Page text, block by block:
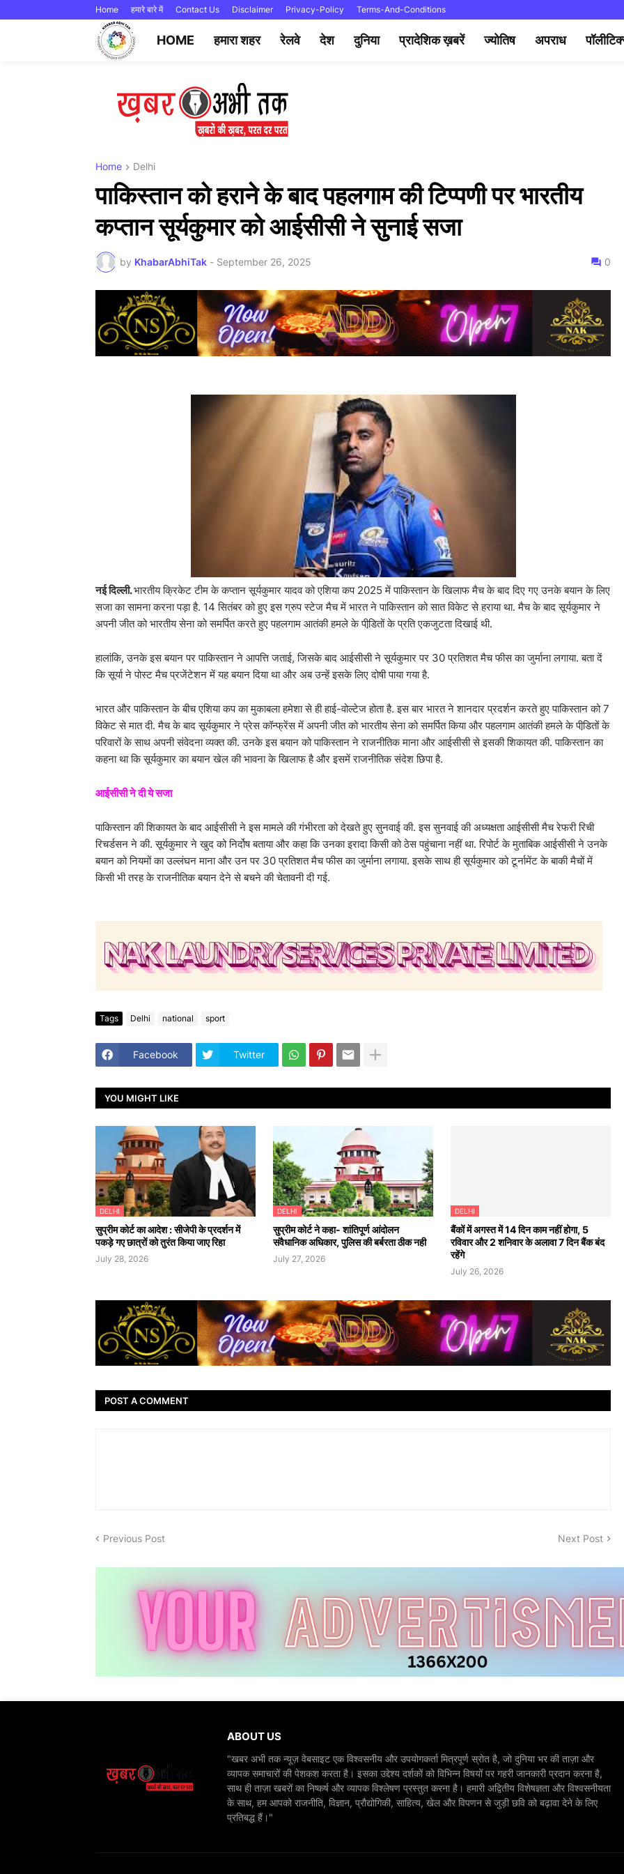
Home हमारे बारे में Contact Us Disclaimer Privacy-Policy Terms-And-Conditions
HOME हमारा शहर रेलवे देश दुनिया प्रादेशिक ख़बरें ज्योतिष अपराध
Home Delhi
पाकिस्तान को हराने के बाद पहलगाम की टिप्पणी पर भारतीय
कप्तान सूर्यकुमार को आईसीसी ने सुनाई सजा
by KhabarAbhiTak - September 26, 2025 0
नई दिल्ली.भारतीय क्रिकेट टीम के कप्तान सूर्यकुमार यादव को एशिया कप 2025 में पाकिस्तान के खिलाफ मैच के बाद दिए गए उनके बयान के लिए
सजा का सामना करना पड़ा है. 14 सितंबर को हुए इस ग्रुप स्टेज मैच में भारत ने पाकिस्तान को सात विकेट से हराया था. मैच के बाद सूर्यकुमार ने
अपनी जीत को भारतीय सेना को समर्पित करते हुए पहलगाम आतंकी हमले के पीडि़तों के प्रति एकजुटता दिखाई थी.
हालांकि, उनके इस बयान पर पाकिस्तान ने आपत्ति जताई, जिसके बाद आईसीसी ने सूर्यकुमार पर 30 प्रतिशत मैच फीस का जुर्माना लगाया. बता दें
कि सूर्या ने पोस्ट मैच प्रजेंटेशन में यह बयान दिया था और अब उन्हें इसके लिए दोषी पाया गया है.
भारत और पाकिस्तान के बीच एशिया कप का मुकाबला हमेशा से ही हाई-वोल्टेज होता है. इस बार भारत ने शानदार प्रदर्शन करते हुए पाकिस्तान को 7
विकेट से मात दी. मैच के बाद सूर्यकुमार ने प्रेस कॉन्फ्रेंस में अपनी जीत को भारतीय सेना को समर्पित किया और पहलगाम आतंकी हमले के पीडि़तों के
परिवारों के साथ अपनी संवेदना व्यक्त की. उनके इस बयान को पाकिस्तान ने राजनीतिक माना और आईसीसी से इसकी शिकायत की. पाकिस्तान का
कहना था कि सूर्यकुमार का बयान खेल की भावना के खिलाफ है और इसमें राजनीतिक संदेश छिपा है.
आईसीसी ने दी ये सजा
पाकिस्तान की शिकायत के बाद आईसीसी ने इस मामले की गंभीरता को देखते हुए सुनवाई की. इस सुनवाई की अध्यक्षता आईसीसी मैच रेफरी रिची
रिचर्डसन ने की. सूर्यकुमार ने खुद को निर्दोष बताया और कहा कि उनका इरादा किसी को ठेस पहुंचाना नहीं था. रिपोर्ट के मुताबिक आईसीसी ने उनके
बयान को नियमों का उल्लंघन माना और उन पर 30 प्रतिशत मैच फीस का जुर्माना लगाया. इसके साथ ही सूर्यकुमार को टूर्नामेंट के बाकी मैचों में
किसी भी तरह के राजनीतिक बयान देने से बचने की चेतावनी दी गई.
Tags Delhi national sport
Facebook Twitter
YOU MIGHT LIKE
DELHI
सुप्रीम कोर्ट का आदेश : सीजेपी के प्रदर्शन में
पकड़े गए छात्रों को तुरंत किया जाए रिहा
July 28, 2026
DELHI
सुप्रीम कोर्ट ने कहा- शांतिपूर्ण आंदोलन
संवैधानिक अधिकार, पुलिस की बर्बरता ठीक नही
July 27, 2026
DELHI
बैंकों में अगस्त में 14 दिन काम नहीं होगा, 5
रविवार और 2 शनिवार के अलावा 7 दिन बैंक बंद
रहेंगे
July 26, 2026
POST A COMMENT
Previous Post Next Post
ABOUT US
"खबर अभी तक न्यूज़ वेबसाइट एक विश्वसनीय और उपयोगकर्ता मित्रपूर्ण स्रोत है, जो दुनिया भर की ताज़ा और
व्यापक समाचारों की पेशकश करता है। इसका उद्देश्य दर्शकों को विभिन्न विषयों पर गहरी जानकारी प्रदान करना है,
साथ ही ताज़ा खबरों का निष्कर्ष और व्यापक विश्लेषण प्रस्तुत करना है। हमारी अद्वितीय विशेषज्ञता और विश्वसनीयता
के साथ, हम आपको राजनीति, विज्ञान, प्रौद्योगिकी, साहित्य, खेल और विपणन से जुड़ी छवि को बढ़ावा देने के लिए
प्रतिबद्ध हैं।"